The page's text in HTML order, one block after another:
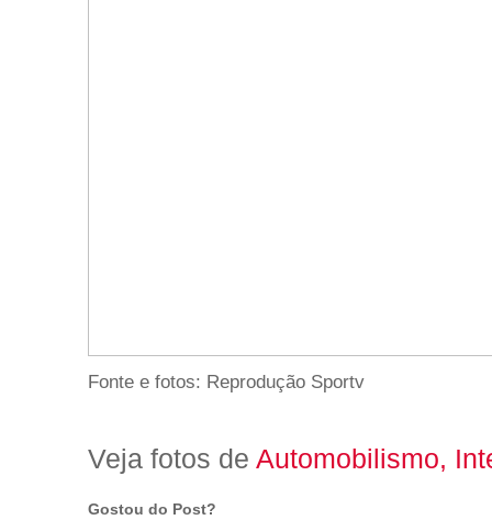
Fonte e fotos: Reprodução Sportv
Veja fotos de Automobilismo,
Gostou do Post?